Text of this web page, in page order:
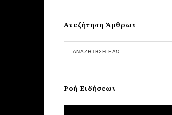
Αναζήτηση Άρθρων
Ροή Ειδήσεων